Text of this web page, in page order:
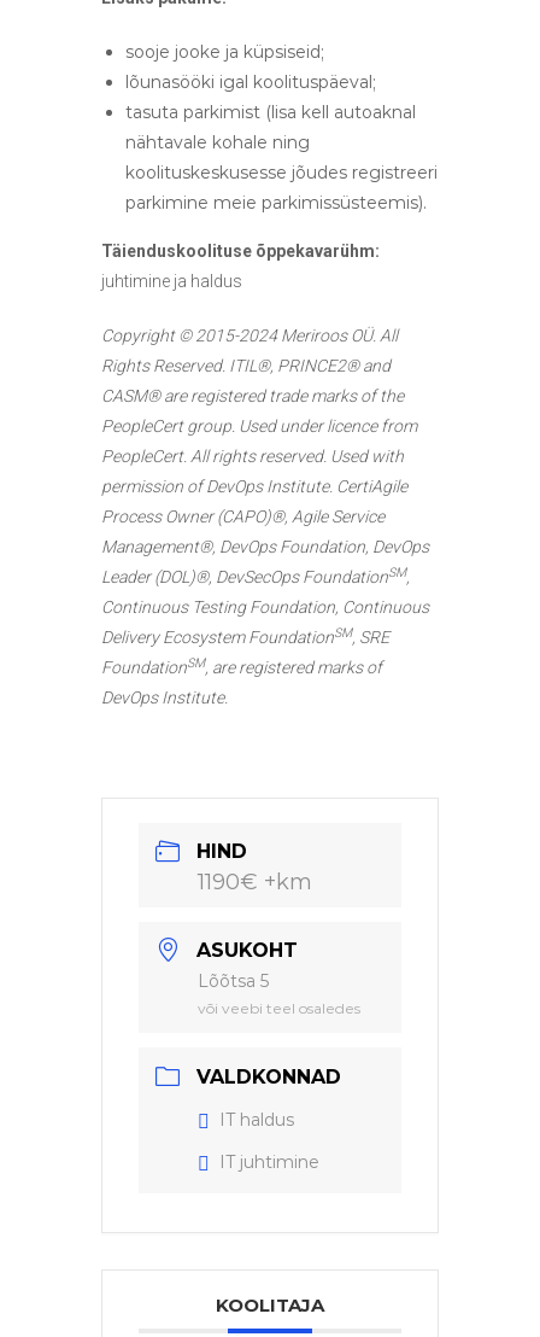
sooje jooke ja küpsiseid;
lõunasööki igal koolituspäeval;
tasuta parkimist (lisa kell autoaknal
nähtavale kohale ning
koolituskeskusesse jõudes registreeri
parkimine meie parkimissüsteemis).
Täienduskoolituse õppekavarühm:
juhtimine ja haldus
Copyright © 2015-2024 Meriroos OÜ. All
Rights Reserved. ITIL®, PRINCE2® and
CASM® are registered trade marks of the
PeopleCert group. Used under licence from
PeopleCert. All rights reserved. Used with
permission of DevOps Institute. CertiAgile
Process Owner (CAPO)®, Agile Service
Management®, DevOps Foundation, DevOps
Leader (DOL)®, DevSecOps FoundationSM,
Continuous Testing Foundation, Continuous
Delivery Ecosystem FoundationSM, SRE
FoundationSM, are registered marks of
DevOps Institute.
HIND
1190€ +km
ASUKOHT
Lõõtsa 5
või veebi teel osaledes
VALDKONNAD
IT haldus
IT juhtimine
KOOLITAJA